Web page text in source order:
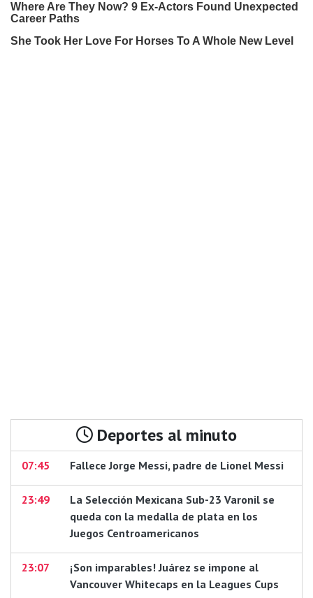
Deportes al minuto
07:45 Fallece Jorge Messi, padre de Lionel Messi
23:49
La Selección Mexicana Sub-23 Varonil se
queda con la medalla de plata en los
Juegos Centroamericanos
23:07
¡Son imparables! Juárez se impone al
Vancouver Whitecaps en la Leagues Cups